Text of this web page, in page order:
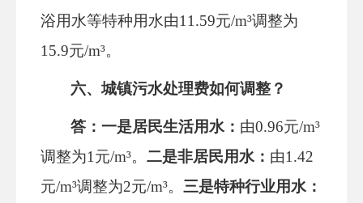
浴用水等特种用水由11.59元/m³调整为
15.9元/m³。
六、城镇污水处理费如何调整 ？
答：一是居民生活用水 ： 由0.96元/m³
调整为1元/m³。 二是非居民用水 ： 由1.42
元/m³调整为2元/m³。 三是特种行业用水 ：